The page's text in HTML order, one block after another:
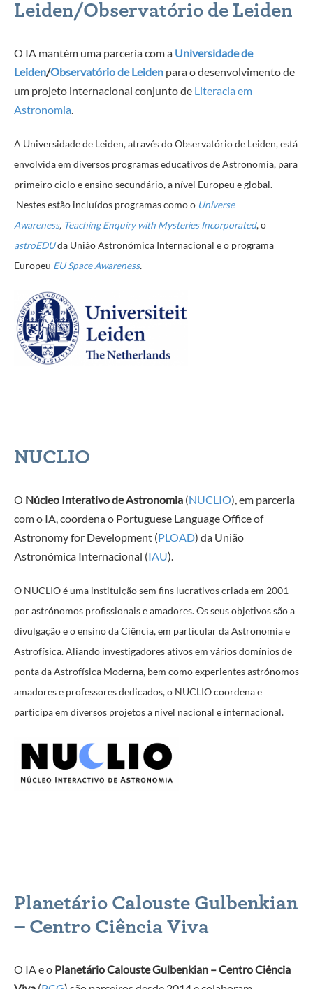
Leiden/Observatório de Leiden
O IA mantém uma parceria com a Universidade de
Leiden/Observatório de Leiden para o desenvolvimento de
um projeto internacional conjunto de Literacia em
Astronomia.
A Universidade de Leiden, através do Observatório de Leiden, está
envolvida em diversos programas educativosde Astronomia, para
primeiro ciclo e ensino secundário,a nível Europeu e global.
Nestes estão incluídos programas como o Universe
Awareness, Teaching Enquiry with Mysteries Incorporated,o
astroEDUda União Astronómica Internacional e o programa
Europeu EU Space Awareness.
NUCLIO
O Núcleo Interativo de Astronomia (NUCLIO), em parceria
com o IA, coordena o Portuguese Language Office of
Astronomy for Development (PLOAD) da União
Astronómica Internacional (IAU).
O NUCLIO é uma instituição sem fins lucrativos criada em 2001
por astrónomos profissionais e amadores. Os seus objetivos são a
divulgação e o ensino da Ciência, em particular da Astronomia e
Astrofísica. Aliando investigadores ativos em vários domínios de
ponta da Astrofísica Moderna, bem como experientes astrónomos
amadores e professores dedicados, o NUCLIO coordena e
participa em diversos projetos a nível nacional e internacional.
Planetário Calouste Gulbenkian
– Centro Ciência Viva
O IA e o Planetário Calouste Gulbenkian – Centro Ciência